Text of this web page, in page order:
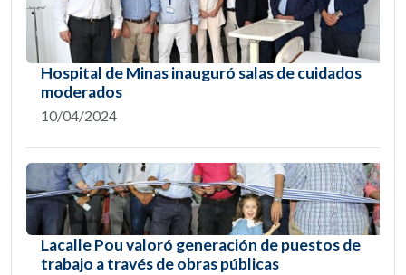
Hospital de Minas inauguró salas de cuidados
moderados
10/04/2024
Lacalle Pou valoró generación de puestos de
trabajo a través de obras públicas